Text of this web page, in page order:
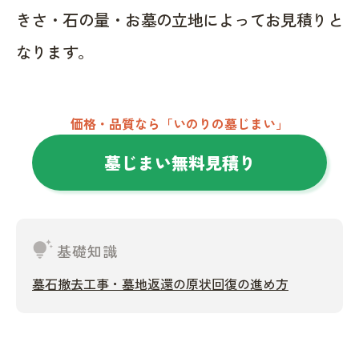
きさ・石の量・お墓の立地によってお見積りと
なります。
価格・品質なら「いのりの墓じまい」
墓じまい無料見積り
tips_and_updates基礎知識
墓石撤去工事・墓地返還の原状回復の進め方